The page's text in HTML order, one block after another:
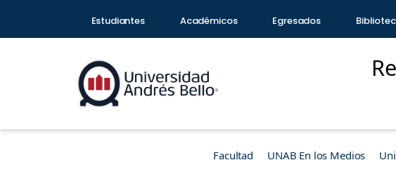
Estudiantes Académicos Egresados
Facultad UNAB En los Medios